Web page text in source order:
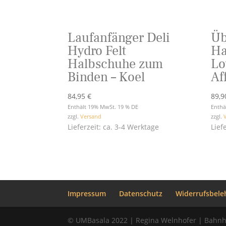
Laufanfänger Deli
Hydro Felt
Halbschuhe zum
Binden – Koel
84,95€
Enthält 19% MwSt. 19 % DE
zzgl.Versand
Lieferzeit: ca. 3-4 Werktage
zzgl.
Impressum Datenschutz
© UMBasala 2022 | Regina Welnhofer |